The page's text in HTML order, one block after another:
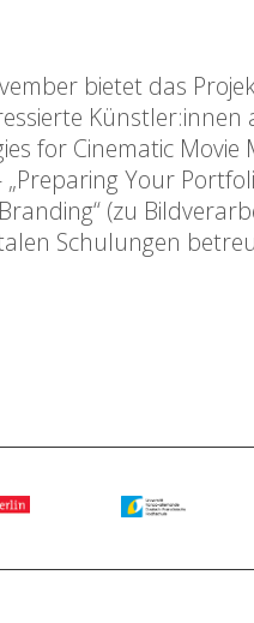
bietet das
Künstler:innen
for Cinematic Movie
Your
(zu
Schulungen